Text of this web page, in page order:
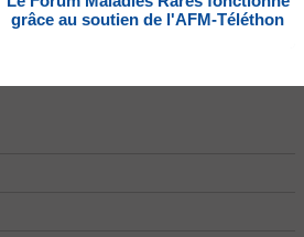
grâce au soutien de l'AFM-Téléthon